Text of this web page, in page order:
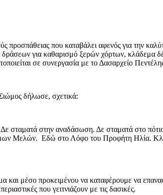
που καταβάλει αφενός για την
για καθαρισμό ξερών χόρτων, κλάδεμα
σε συνεργασία με το Δασαρχείο
δήλωσε, σχετικά:
σταματά στην αναδάσωση. Δε σταματά στο
Μελών. Εδώ στο Λόφο του Προφήτη Ηλία.
και μέσο προκειμένου να καταφέρουμε να
που γειτνιάζουν με τις δασικές.